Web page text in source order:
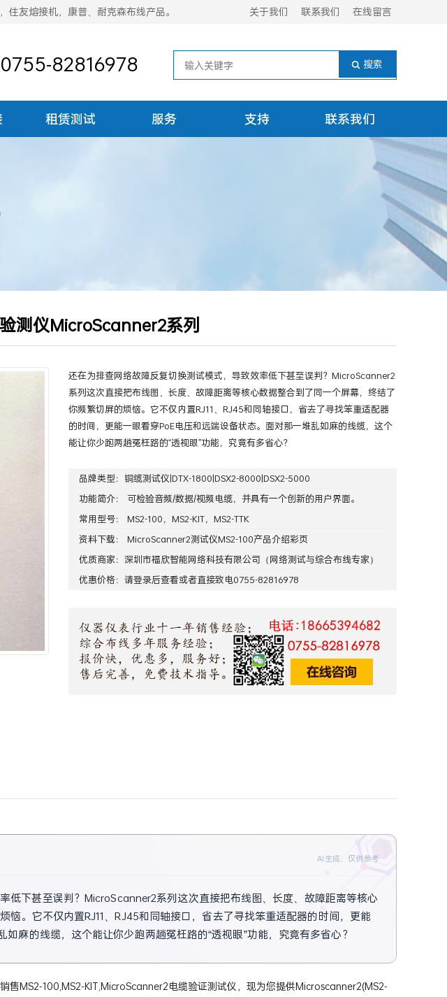
住友熔接机，康普、耐克森布线产品。 关于我们 联系我们 在线留言
82816978
租赁测试 服务 支持 联系我们
> 产品中心 铜缆光纤测试
测仪MicroScanner2系列
还在为排查网络故障反复切换测试模式，导致效率低下甚至误判？MicroScanner2
系列这次直接把布线图、长度、故障距离等核心数据整合到了同一个屏幕，终结了
你频繁切屏的烦恼。它不仅内置RJ11、RJ45和同轴接口，省去了寻找笨重适配器
的时间，更能一眼看穿PoE电压和远端设备状态。面对那一堆乱如麻的线缆，这个
能让你少跑两趟冤枉路的“透视眼”功能，究竟有多省心？
品牌类型： 铜缆测试仪|DTX-1800|DSX2-8000|DSX2-5000
功能简介： 可检验音频/数据/视频电缆，并具有一个创新的用户界面。
常用型号： MS2-100，MS2-KIT，MS2-TTK
资料下载： MicroScanner2测试仪MS2-100产品介绍彩页
优质商家： 深圳市福欣智能网络科技有限公司 （网络测试与综合布线专家）
优惠价格：请登录后查看或者直接致电0755-82816978
AI生成，仅供参考
低下甚至误判？MicroScanner2系列这次直接把布线图、长度、故障距离等核心
恼。它不仅内置RJ11、RJ45和同轴接口，省去了寻找笨重适配器的时间，更能
麻的线缆，这个能让你少跑两趟冤枉路的“透视眼”功能，究竟有多省心？
MS2-100,MS2-KIT,MicroScanner2电缆验证测试仪，现为您提供Microscanner2(MS2-